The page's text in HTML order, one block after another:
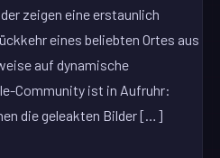
zeigen eine erstaunlich
eines beliebten Ortes aus
auf dynamische
Community ist in Aufruhr:
die geleakten Bilder […]